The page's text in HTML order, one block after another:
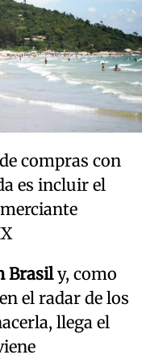
compras con
es incluir el
Brasily, como
el radar de los
llega el